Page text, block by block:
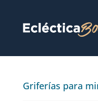
Griferías para